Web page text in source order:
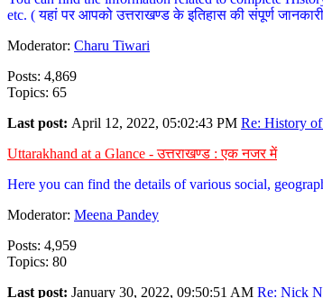
etc. ( यहां पर आपको उत्तराखण्ड के इतिहास की संपूर्ण
Moderator: Charu Tiwari
Posts: 4,869
Topics: 65
Last post: April 12, 2022, 05:02:43 PM Re: History
Uttarakhand at a Glance - उत्तराखण्ड : एक नजर में
Here you can find the details of various social,
Moderator: Meena Pandey
Posts: 4,959
Topics: 80
Last post: January 30, 2022, 09:50:51 AM Re: Nick